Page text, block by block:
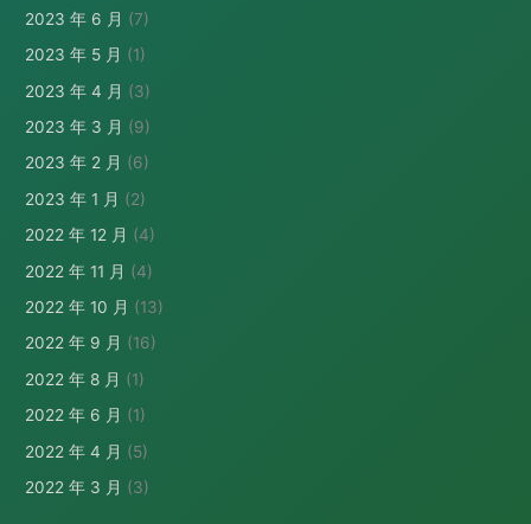
2023 年 6 月 (7)
2023 年 5 月 (1)
2023 年 4 月 (3)
2023 年 3 月 (9)
2023 年 2 月 (6)
2023 年 1 月 (2)
2022 年 12 月 (4)
2022 年 11 月 (4)
2022 年 10 月 (13)
2022 年 9 月 (16)
2022 年 8 月 (1)
2022 年 6 月 (1)
2022 年 4 月 (5)
2022 年 3 月 (3)